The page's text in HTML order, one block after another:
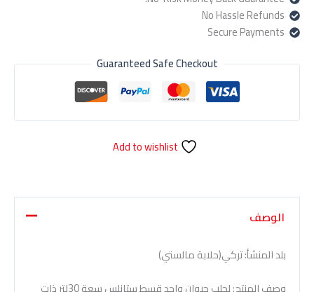
No Hassle Refunds
Secure Payments
Guaranteed Safe Checkout
Add to wishlist
الوصف
بلد المنشأ: تركي(حلابة مالستي)
وصف المنتج: لحلب حيوان واحد قسط ستانلس سعة 30لتر ذات